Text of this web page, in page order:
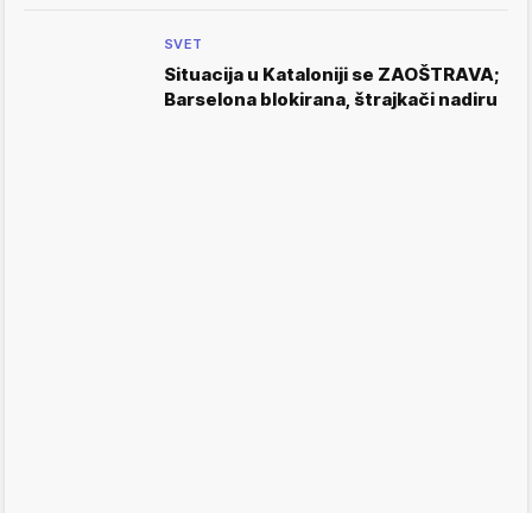
SVET
Situacija u Kataloniji se ZAOŠTRAVA;
Barselona blokirana, štrajkači nadiru